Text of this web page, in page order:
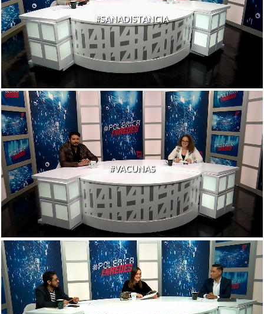
#SANADISTANCIA
#VACUNAS